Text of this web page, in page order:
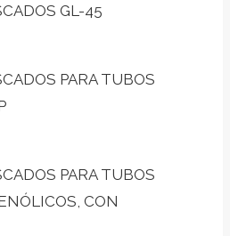
GL-45
PARA TUBOS
PARA TUBOS
CON